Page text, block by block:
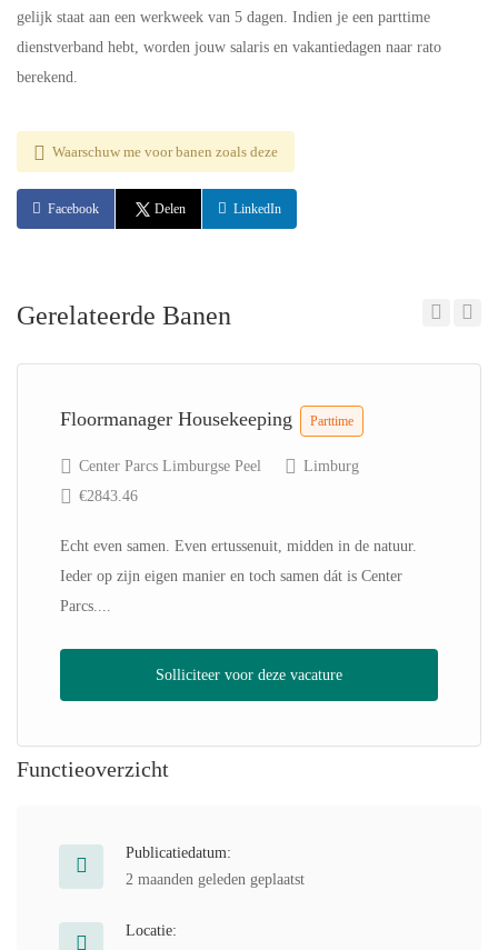
gelijk staat aan een werkweek van 5 dagen. Indien je een parttime
dienstverband hebt, worden jouw salaris en vakantiedagen naar rato
berekend.
Waarschuw me voor banen zoals deze
Facebook Delen LinkedIn
Gerelateerde Banen
Floormanager Housekeeping Parttime
Center Parcs Limburgse Peel
Limburg
€2843.46
Echt even samen. Even ertussenuit, midden in de natuur.
Ieder op zijn eigen manier en toch samen dát is Center
Parcs....
Solliciteer voor deze vacature
Functieoverzicht
Publicatiedatum:
2 maanden geleden geplaatst
Locatie: